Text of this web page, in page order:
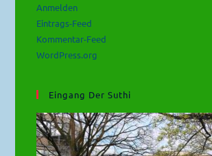
Anmelden
Eintrags-Feed
Kommentar-Feed
WordPress.org
Eingang Der Suthi